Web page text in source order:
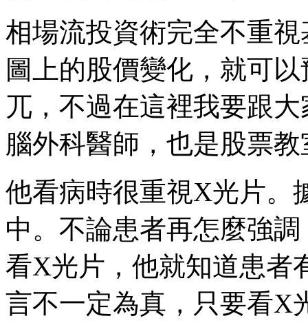
相場流投資術完全不重
圖上的股價變化，就可
兀，不過在這裡我要跟
腦外科醫師，也是股票
他看病時很重視X光片。
中。不論患者再怎麼強
看X光片，他就知道患者
言不一定為真，只要看X